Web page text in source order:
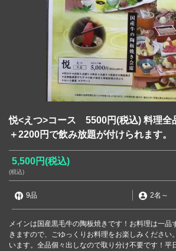
悦<えつ>コース 5500円(税込) 料理全
＋2200円で飲み放題が付けられます。
5,500円(税込)
(税込)
9品 2名 ～
メインは国産黒毛牛の陶板焼きです！お料理は一品
きますので、ごゆっくりお料理をお楽しみください
います。全品個々出しなので取り分け不要です！平